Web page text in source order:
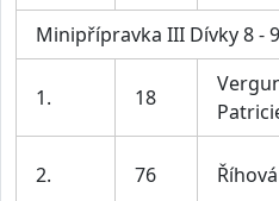
Minipřípravka III Dívky 8 -
1. 18
2. 76